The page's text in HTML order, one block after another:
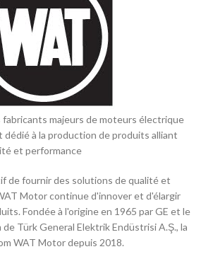
majeurs de moteurs électrique
dédié à la production de produits alliant
et performance
de fournir des solutions de qualité et
Motor continue d'innover et d'élargir
Fondée à l'origine en 1965 par GE et le
Türk General Elektrik Endüstrisi A.Ş., la
WAT Motor depuis 2018.